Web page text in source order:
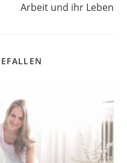
Arbeit und ihr Leben